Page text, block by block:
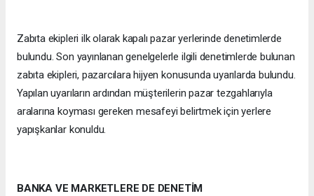
Zabıta ekipleri ilk olarak kapalı pazar yerlerinde denetimlerde
bulundu. Son yayınlanan genelgelerle ilgili denetimlerde bulunan
zabıta ekipleri, pazarcılara hijyen konusunda uyarılarda bulundu.
Yapılan uyarıların ardından müşterilerin pazar tezgahlarıyla
aralarına koyması gereken mesafeyi belirtmek için yerlere
yapışkanlar konuldu.
BANKA VE MARKETLERE DE DENETİM